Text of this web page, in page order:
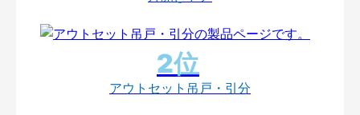
アウトセット吊戸・引分